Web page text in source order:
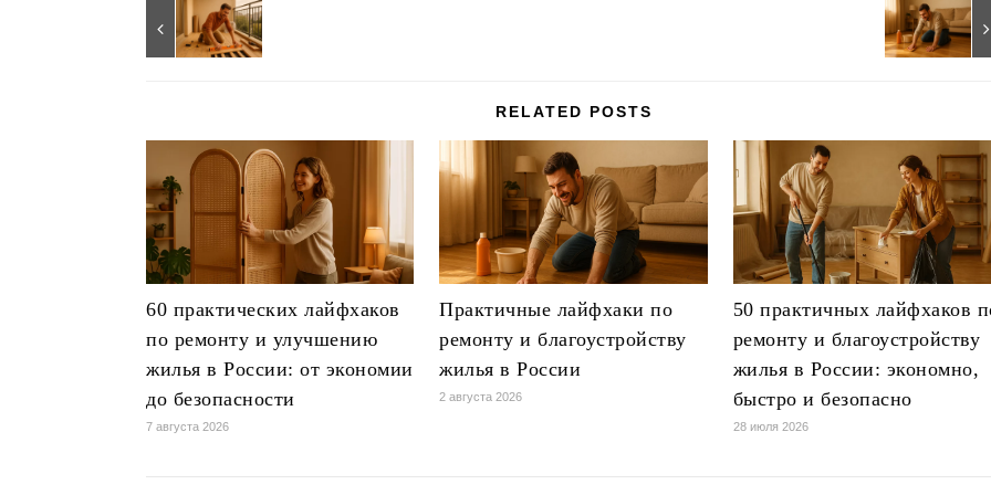
RELATED POSTS
60 практических лайфхаков
по ремонту и улучшению
жилья в России: от экономии
до безопасности
7 августа 2026
Практичные лайфхаки по
ремонту и благоустройству
жилья в России
2 августа 2026
50 практичных лайфхаков
ремонту и благоустройству
жилья в России: экономно,
быстро и безопасно
28 июля 2026